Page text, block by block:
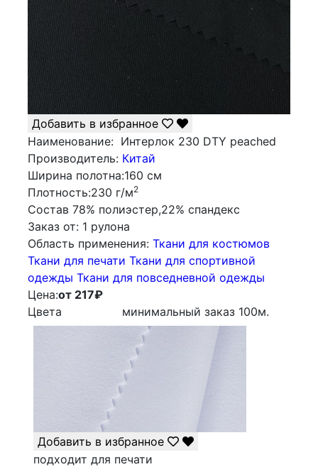
Добавить в избранное
Наименование: Интерлок 230 DTY peached
Производитель: Китай
Ширина полотна:160 см
Плотность:230 г/м2
Состав 78% полиэстер,22% спандекс
Заказ от: 1 рулона
Облаcть применения: Ткани для костюмов
Ткани для печати Ткани для спортивной
одежды Ткани для повседневной одежды
Цена:от 217₽
Цвета
минимальный заказ 100м.
Добавить в избранное
подходит для печати